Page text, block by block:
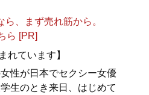
、まず売れ筋から。
ら [PR]
れています】
性が日本でセクシー女優
生のとき来日、はじめて